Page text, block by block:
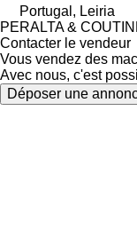
Portugal, Leiria
PERALTA &
Contacter le vendeur
Vous vendez des
Avec nous, c'est
Déposer une